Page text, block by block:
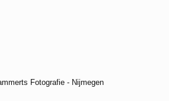
Fotografie - Nijmegen